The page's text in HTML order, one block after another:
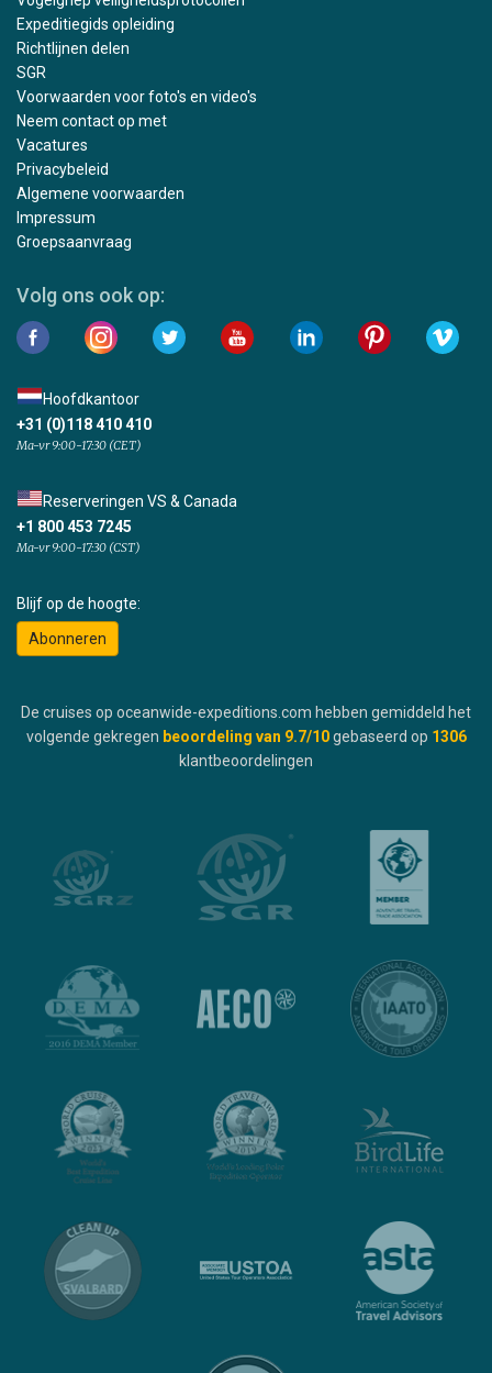
Expeditiegids opleiding
Richtlijnen delen
SGR
Voorwaarden voor foto's en video's
Neem contact op met
Vacatures
Privacybeleid
Algemene voorwaarden
Impressum
Groepsaanvraag
Volg ons ook op:
Hoofdkantoor
+31 (0)118 410 410
Ma-vr 9:00-17:30 (CET)
Reserveringen VS & Canada
+1 800 453 7245
Ma-vr 9:00-17:30 (CST)
Blijf op de hoogte:
Abonneren
De cruises op oceanwide-expeditions.com hebben gemiddeld het
volgende gekregen beoordeling van 9.7/10 gebaseerd op 1306
klantbeoordelingen